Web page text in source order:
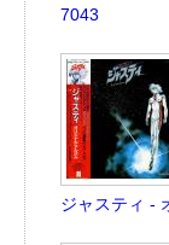
7043
ジャスティ -